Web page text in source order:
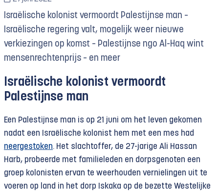
Israëlische kolonist vermoordt Palestijnse man –
Israëlische regering valt, mogelijk weer nieuwe
verkiezingen op komst – Palestijnse ngo Al-Haq wint
mensenrechtenprijs – en meer
Israëlische kolonist vermoordt
Palestijnse man
Een Palestijnse man is op 21 juni om het leven gekomen
nadat een Israëlische kolonist hem met een mes had
neergestoken. Het slachtoffer, de 27-jarige Ali Hassan
Harb, probeerde met familieleden en dorpsgenoten een
groep kolonisten ervan te weerhouden vernielingen uit te
voeren op land in het dorp Iskaka op de bezette Westelijke